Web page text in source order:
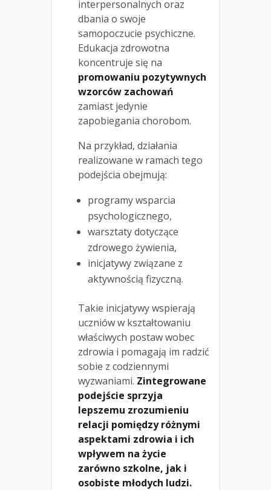
interpersonalnych oraz
dbania o swoje
samopoczucie psychiczne.
Edukacja zdrowotna
koncentruje się na
promowaniu pozytywnych
wzorców zachowań
zamiast jedynie
zapobiegania chorobom.
Na przykład, działania
realizowane w ramach tego
podejścia obejmują:
programy wsparcia
psychologicznego,
warsztaty dotyczące
zdrowego żywienia,
inicjatywy związane z
aktywnością fizyczną.
Takie inicjatywy wspierają
uczniów w kształtowaniu
właściwych postaw wobec
zdrowia i pomagają im radzić
sobie z codziennymi
wyzwaniami. Zintegrowane
podejście sprzyja
lepszemu zrozumieniu
relacji pomiędzy różnymi
aspektami zdrowia i ich
wpływem na życie
zarówno szkolne, jak i
osobiste młodych ludzi.